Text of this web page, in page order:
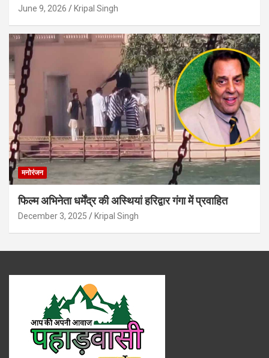
June 9, 2026 Kripal Singh
मनोरंजन
फिल्म अभिनेता धर्मेंद्र की अस्थियां हरिद्वार गंगा में प्रवाहित
December 3, 2025 Kripal Singh